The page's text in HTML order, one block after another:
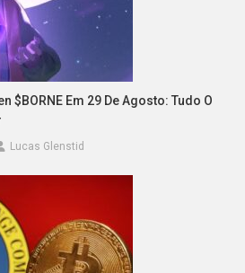
$BORNE Em 29 De Agosto: Tudo O
Lucas Glenstid